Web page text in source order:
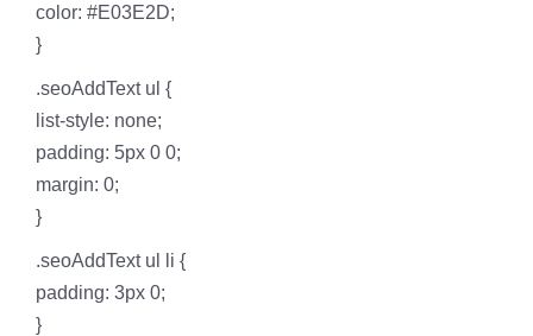
color: #E03E2D;
}
.seoAddText ul {
list-style: none;
padding: 5px 0 0;
margin: 0;
}
.seoAddText ul li {
padding: 3px 0;
}